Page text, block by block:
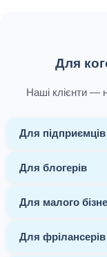
Для
Наші клієнти —
Для підприємців
Для блогерів
Для малого
Для фрілансерів